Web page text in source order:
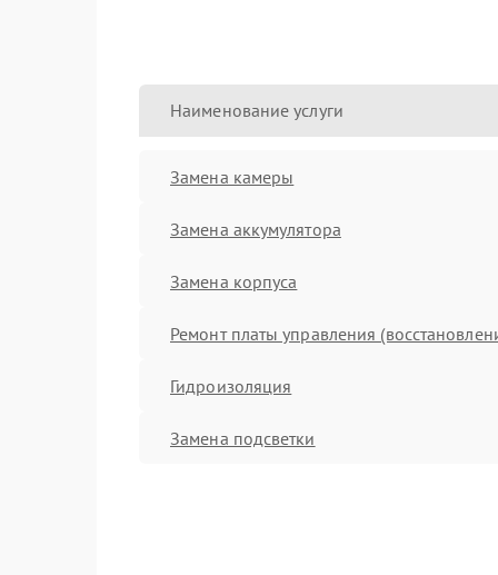
Наименование услуги
Замена камеры
Замена аккумулятора
Замена корпуса
Ремонт платы управления
Гидроизоляция
Замена подсветки